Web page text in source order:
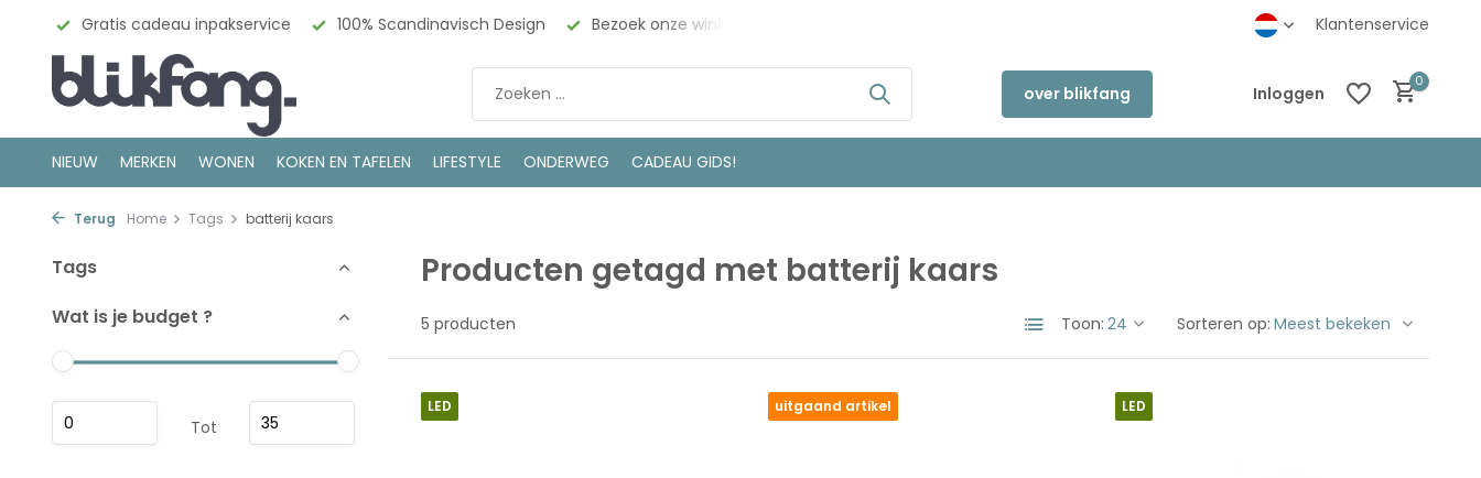
Gratis cadeau inpakservice 100% Scandinavisch Design Bezoek onze winkel in Deventer Klantenservice
over blikfang Inloggen
0
NIEUW MERKEN WONEN KOKEN EN TAFELEN LIFESTYLE ONDERWEG CADEAU GIDS!
Terug Home Tags batterij kaars
Tags
Wat is je budget ?
Tot
Producten getagd met batterij kaars
5 producten Toon: Sorteren op:
LED uitgaand artikel LED